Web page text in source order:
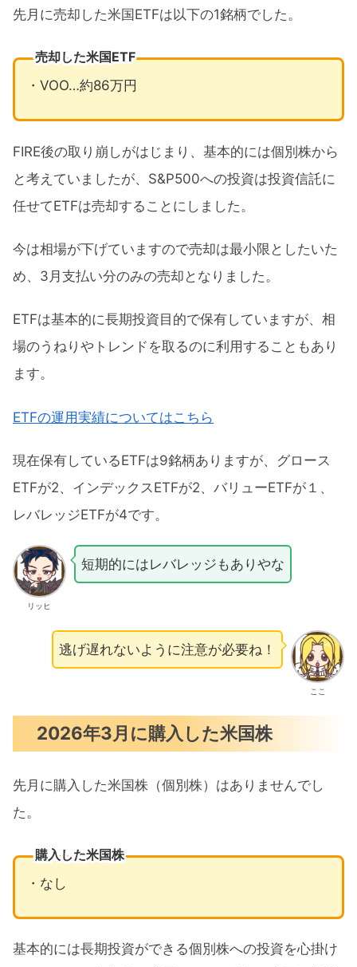
先月に売却した米国ETFは以下の1銘柄でした。
売却した米国ETF
・VOO…約86万円
FIRE後の取り崩しがはじまり、基本的には個別株から
と考えていましたが、S&P500への投資は投資信託に
任せてETFは売却することにしました。
今は相場が下げていますので売却は最小限としたいた
め、3月支払い分のみの売却となりました。
ETFは基本的に長期投資目的で保有していますが、相
場のうねりやトレンドを取るのに利用することもあり
ます。
ETFの運用実績についてはこちら
現在保有しているETFは9銘柄ありますが、グロース
ETFが2、インデックスETFが2、バリューETFが１、
レバレッジETFが4です。
リッヒ
短期的にはレバレッジもありやな
ここ
逃げ遅れないように注意が必要ね！
2026年3月に購入した米国株
先月に購入した米国株（個別株）はありませんでし
た。
購入した米国株
・なし
基本的には長期投資ができる個別株への投資を心掛け